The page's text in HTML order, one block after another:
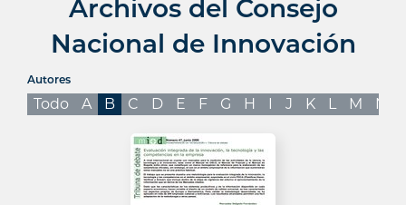
Archivos del Consejo
Nacional de Innovación
Autores
Todo A B C D E F G H I J K L M N